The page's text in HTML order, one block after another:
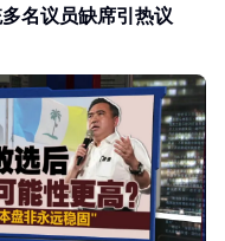
名议员缺席引热议